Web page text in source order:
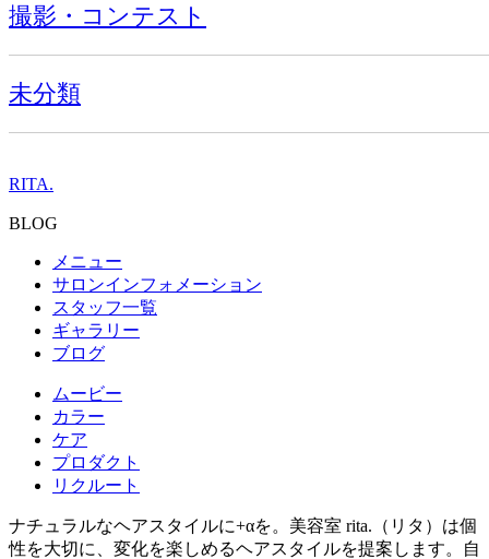
撮影・コンテスト
未分類
RITA.
BLOG
メニュー
サロンインフォメーション
スタッフ一覧
ギャラリー
ブログ
ムービー
カラー
ケア
プロダクト
リクルート
ナチュラルなヘアスタイルに+αを。美容室 rita.（リタ）は個
性を大切に、変化を楽しめるヘアスタイルを提案します。自